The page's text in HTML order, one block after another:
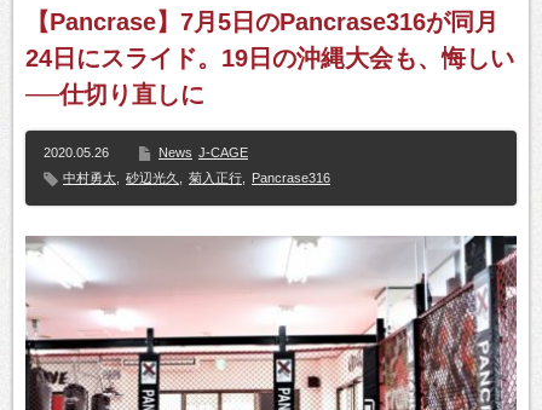
【Pancrase】7月5日のPancrase316が同月
24日にスライド。19日の沖縄大会も、悔しい
──仕切り直しに
2020.05.26 News J-CAGE
中村勇太
砂辺光久 菊入正行 Pancrase316